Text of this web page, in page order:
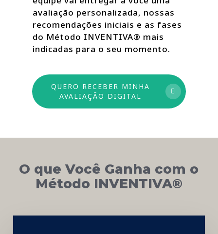
avaliação personalizada, nossas
recomendações iniciais e as fases
do Método INVENTIVA® mais
indicadas para o seu momento.
QUERO RECEBER MINHA
AVALIAÇÃO DIGITAL
O que Você Ganha com o
Método INVENTIVA®